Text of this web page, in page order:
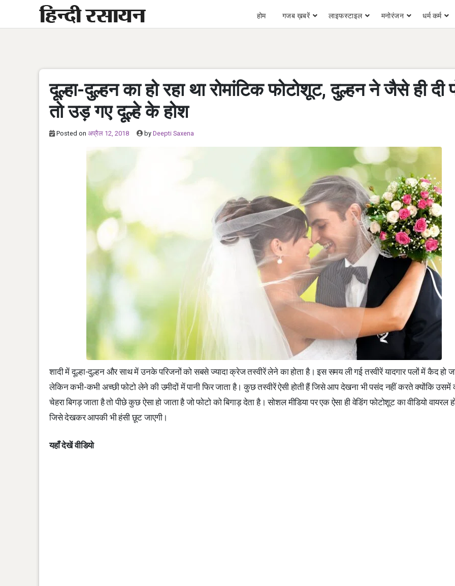
content
होम गजब ख़बरें लाइफस्टाइल मनोरंजन धर्म कर्म
दूल्हा-दुल्हन का हो रहा था रोमांटिक फोटोशूट, दुल्हन ने जैसे ही दी
तो उड़ गए दूल्हे के होश
Posted on अप्रैल 12, 2018 by Deepti Saxena
शादी में दूल्हा-दुल्हन और साथ में उनके परिजनों को सबसे ज्यादा क्रेज तस्वीरें लेने का होता है। इस समय ली गई तस्वीरें यादगार पलों में कैद हो
लेकिन कभी-कभी अच्छी फोटो लेने की उमीदों में पानी फिर जाता है। कुछ तस्वीरें ऐसी होती हैं जिसे आप देखना भी पसंद नहीं करते क्योंकि उसमें
चेहरा बिगड़ जाता है तो पीछे कुछ ऐसा हो जाता है जो फोटो को बिगाड़ देता है। सोशल मीडिया पर एक ऐसा ही वेडिंग फोटोशूट का वीडियो वायरल
जिसे देखकर आपकी भी हंसी छूट जाएगी।
यहाँ देखें वीडियो